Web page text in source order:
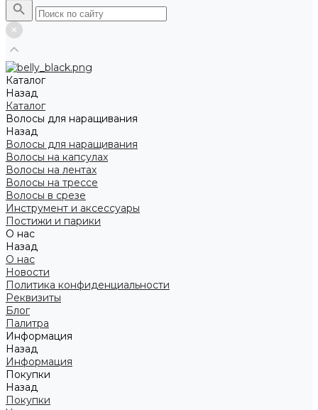
Каталог
Назад
Каталог
Волосы для наращивания
Назад
Волосы для наращивания
Волосы на капсулах
Волосы на лентах
Волосы на трессе
Волосы в срезе
Инструмент и аксессуары
Постижи и парики
О нас
Назад
О нас
Новости
Политика конфиденциальности
Реквизиты
Блог
Палитра
Информация
Назад
Информация
Покупки
Назад
Покупки